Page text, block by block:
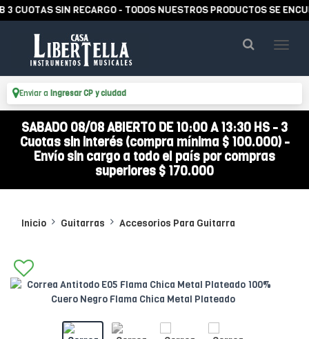
SIN RECARGO - TODOS NUESTROS PRODUCTOS SE
Enviar a Ingresar CP y ciudad
SABADO 08/08 ABIERTO DE 10:00 A 13:30 HS - 3
Cuotas sin interés (compra mínima $ 100.000) -
Envío sin cargo a todo el país por compras
superiores $ 170.000
Inicio Guitarras Accesorios Para Guitarra